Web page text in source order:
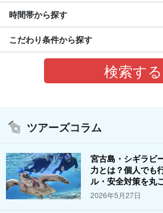
時間帯から探す
こだわり条件から探す
ツアーズコラム
宮古島・シギラビ
力とは？個人でも
ル・安全対策を丸
2026年5月27日